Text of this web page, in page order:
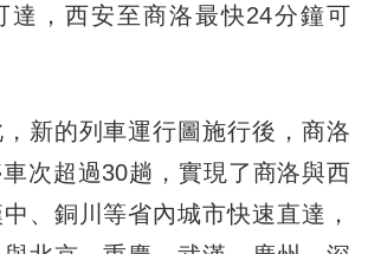
達，西安至商洛最快24分鐘可
的列車運行圖施行後，商洛
次超過30趟，實現了商洛與西
、銅川等省內城市快速直達，